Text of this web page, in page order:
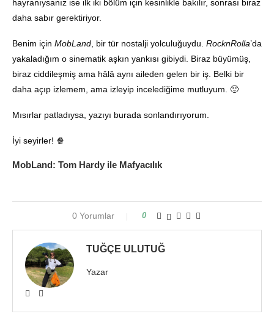
hayranıysanız ise ilk iki bölüm için kesinlikle bakılır, sonrası biraz
daha sabır gerektiriyor.
Benim için MobLand, bir tür nostalji yolculuğuydu. RocknRolla’da
yakaladığım o sinematik aşkın yankısı gibiydi. Biraz büyümüş,
biraz ciddileşmiş ama hâlâ aynı aileden gelen bir iş. Belki bir
daha açıp izlemem, ama izleyip incelediğime mutluyum. 🙂
Mısırlar patladıysa, yazıyı burada sonlandırıyorum.
İyi seyirler! 🍿
MobLand: Tom Hardy ile Mafyacılık
0 Yorumlar 0
TUĞÇE ULUTUĞ
Yazar